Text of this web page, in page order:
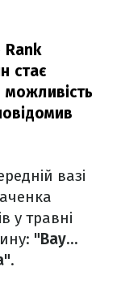
Rank
стає
вазі
у травні
"Вау…
.